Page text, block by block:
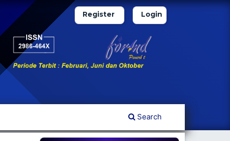
Search
Register Login